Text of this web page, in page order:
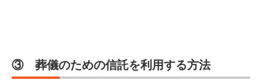
③ 葬儀のための信託を利用する方法